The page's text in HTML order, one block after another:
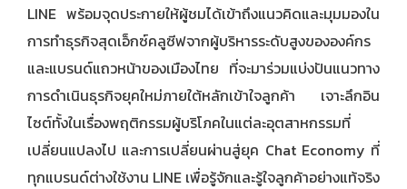
LINE พร้อมจุดประกายให้ผู้ชมได้เข้าถึงแนวคิดและมุมมองใน
การทำธุรกิจสุดเอ็กซ์คลูซีฟจากผู้บริหารระดับสูงขององค์กร
และแบรนด์แถวหน้าของเมืองไทย ที่จะมาร่วมแบ่งปันแนวทาง
การดำเนินธุรกิจยุคใหม่ภายใต้หลักเข้าใจลูกค้า เจาะลึกอิน
ไซต์ทั้งในเรื่องพฤติกรรมผู้บริโภคในแต่ละอุตสาหกรรมที่
เปลี่ยนแปลงไป และการเปลี่ยนผ่านสู่ยุค Chat Economy ที่
ทุกแบรนด์ต่างใช้งาน LINE เพื่อรู้จักและรู้ใจลูกค้าอย่างแท้จริง